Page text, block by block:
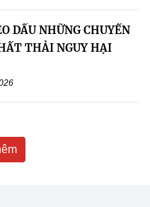
DẤU NHỮNG CHUYẾN
THẢI NGUY HẠI